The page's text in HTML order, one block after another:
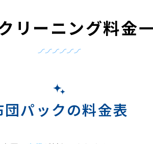
リーニング料金
団パックの料金表